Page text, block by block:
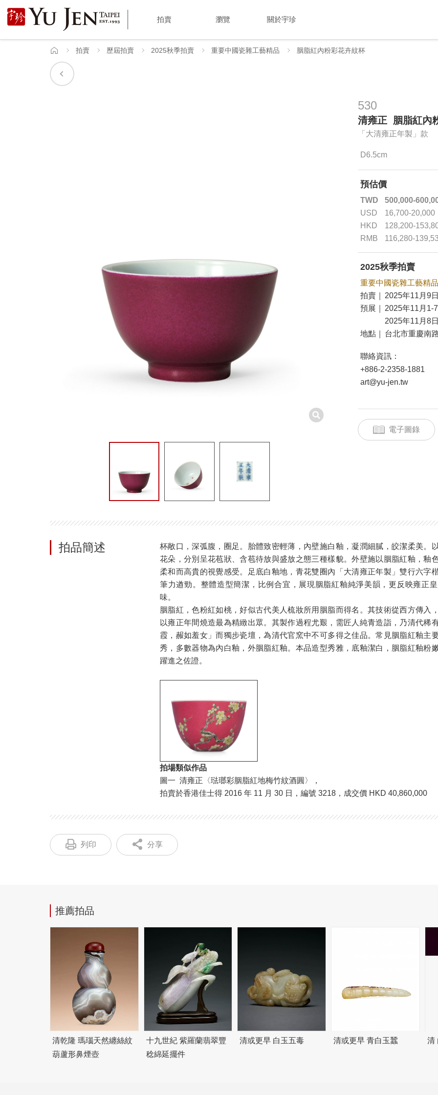
宇
珍
拍賣 瀏覽 關於宇珍
首
頁
拍賣 歷屆拍賣 2025秋季拍賣 重要中國瓷雜工藝精品 胭脂紅內粉彩花卉紋杯
530
清雍正 胭脂紅內
「大清雍正年製」款
D6.5cm
預估價
TWD
500,000-
USD
16,700-20,000
HKD
128,200-
RMB
116,280-
2025秋季拍賣
重要中國瓷雜工藝精品
拍賣｜
2025年11月9
預展｜
2025年11月1-
2025年11月8
地點｜
台北市重慶南
聯絡資訊：
+886-2-2358-1881
art@yu-jen.tw
電子圖錄
拍品簡述
杯敞口，深弧腹，圈足。胎體致密輕薄，內壁施白釉，凝潤細膩，皎潔柔美。
花朵，分別呈花苞狀、含苞待放與盛放之態三種樣貌。外壁施以胭脂紅釉，釉
柔和而高貴的視覺感受。足底白釉地，青花雙圈內「大清雍正年製」雙行六字
筆力遒勁。整體造型簡潔，比例合宜，展現胭脂紅釉純淨美韻，更反映雍正
味。
胭脂紅，色粉紅如桃，好似古代美人梳妝所用胭脂而得名。其技術從西方傳入
以雍正年間燒造最為精緻出眾。其製作過程尤艱，需匠人純青造詣，乃清代稀
霞，赧如羞女」而獨步瓷壇，為清代官窯中不可多得之佳品。常見胭脂紅釉主
秀，多數器物為內白釉，外胭脂紅釉。本品造型秀雅，底釉潔白，胭脂紅釉粉
躍進之佐證。
拍場類似作品
圖一 清雍正〈琺瑯彩胭脂紅地梅竹紋酒圓〉，
拍賣於香港佳士得 2016 年 11 月 30 日，編號 3218，成交價 HKD 40,860,000
列印 分享
推薦拍品
清乾隆 瑪瑙天然纏絲紋
葫蘆形鼻煙壺
十九世紀 紫羅蘭翡翠豐
稔綿延擺件
清或更早 白玉五毒 清或更早 青白玉蠶 清